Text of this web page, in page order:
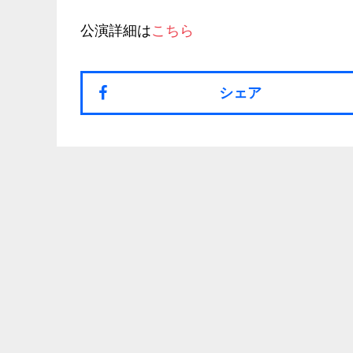
公演詳細はこちら
シェア